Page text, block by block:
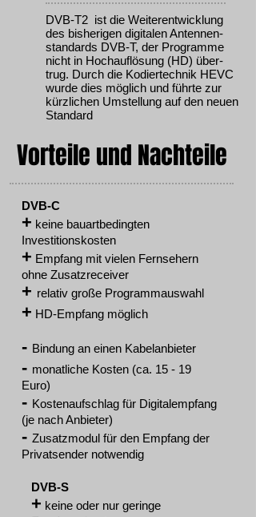
DVB-T2 ist die Weiter­entwick­lung
des bisherigen digitalen Antennen­
stan­dards DVB-T, der Programme
nicht in Hoch­auflösung (HD) über­
trug. Durch die Kodier­technik HEVC
wurde dies möglich und führte zur
kürzlichen Umstellung auf den neuen
Standard
Vorteile und Nachteile
DVB-C
+ keine bauartbedingten
Investitionskosten
+ Empfang mit vielen Fernsehern
ohne Zusatzreceiver
+ relativ große Programmauswahl
+ HD-Empfang möglich
- Bindung an einen Kabelanbieter
- monatliche Kosten (ca. 15 - 19
Euro)
- Kostenaufschlag für Digitalempfang
(je nach Anbieter)
- Zusatzmodul für den Empfang der
Privatsender notwendig
DVB-S
+ keine oder nur geringe